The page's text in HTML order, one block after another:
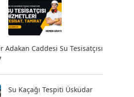
Adakan Caddesi Su Tesisatçısı
Su Kaçağı Tespiti Üsküdar